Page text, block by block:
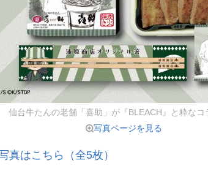
仙台牛たんの老舗「喜助」が『BLEACH』と粋なコ
写真ページを見る
真はこちら（全5枚）